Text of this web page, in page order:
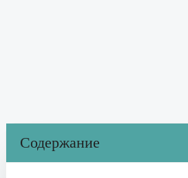
Содержание